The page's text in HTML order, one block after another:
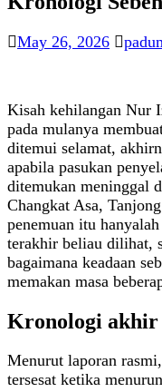
May 26, 2026
Kisah kehilangan Nur
pada mulanya
ditemui selamat,
apabila pasukan
ditemukan meninggal
Changkat Asa,
penemuan itu
terakhir beliau dilihat,
bagaimana keadaan
memakan masa
Kronologi akhir
Menurut laporan
tersesat ketika